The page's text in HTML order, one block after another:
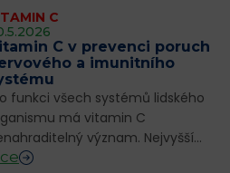
C
C v prevenci poruch
a imunitního
funkci všech systémů lidského
má vitamin C
význam. Nejvyšší
vyžaduje nervový a